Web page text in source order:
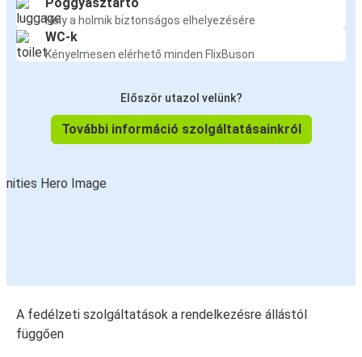
Hely a holmik biztonságos elhelyezésére
WC-k
Kényelmesen elérhető minden FlixBuson
Először utazol velünk?
További információ szolgáltatásainkról
A fedélzeti szolgáltatások a rendelkezésre állástól
függően